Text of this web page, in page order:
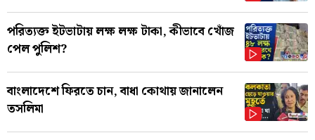
পরিত্যক্ত ইটভাটায় লক্ষ লক্ষ টাকা, কীভাবে খোঁজ
পেল পুলিশ?
বাংলাদেশে ফিরতে চান, বাধা কোথায় জানালেন
তসলিমা